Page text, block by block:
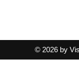
© 2026 by